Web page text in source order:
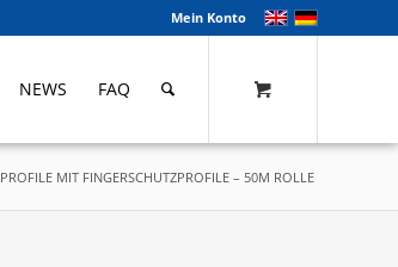
Mein Konto
NEWS FAQ
MIT FINGERSCHUTZPROFILE – 50M ROLLE